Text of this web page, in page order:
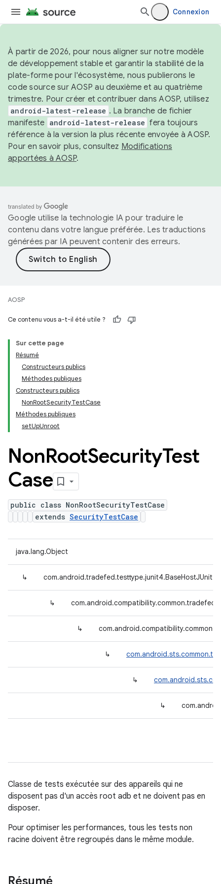
Connexion
À partir de 2026, pour nous aligner sur notre modèle
de développement stable et garantir la stabilité de la
plate-forme pour l'écosystème, nous publierons le
code source sur AOSP au deuxième et au quatrième
trimestre. Pour créer et contribuer dans AOSP, utilisez
android-latest-release . La branche de fichier
manifeste android-latest-release fera toujours
référence à la version la plus récente envoyée à AOSP.
Pour en savoir plus, consultez Modifications
apportées à AOSP.
Google utilise la technologie IA pour traduire le
contenu dans votre langue préférée. Les traductions
générées par IA peuvent contenir des erreurs.
AOSP
Ce contenu vous a-t-il été utile ?
Sur cette page
Résumé
Constructeurs publics
Méthodes publiques
Constructeurs publics
NonRootSecurityTestCase
Méthodes publiques
setUpUnroot
NonRootSecurityTest
Case
public class NonRootSecurityTestCase
extends SecurityTestCase
java.lang.Object
↳
↳
↳
↳
↳
↳
Classe de tests exécutée sur des appareils qui ne
disposent pas d'un accès root adb et ne doivent pas en
disposer.
Pour optimiser les performances, tous les tests non
racine doivent être regroupés dans le même module.
Résumé